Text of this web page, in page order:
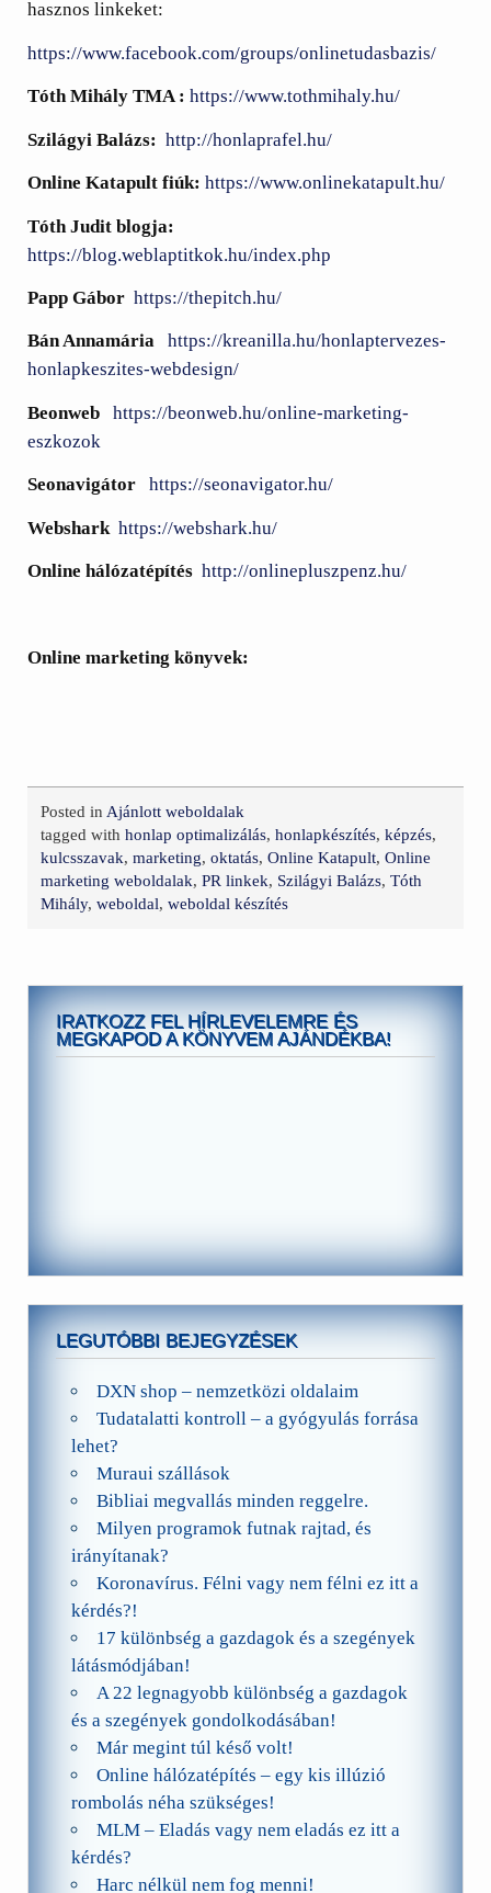
hasznos linkeket:
https://www.facebook.com/groups/onlinetudasbazis/
Tóth Mihály TMA : https://www.tothmihaly.hu/
Szilágyi Balázs: http://honlaprafel.hu/
Online Katapult fiúk: https://www.onlinekatapult.hu/
Tóth Judit blogja:
https://blog.weblaptitkok.hu/index.php
Papp Gábor https://thepitch.hu/
Bán Annamária
https://kreanilla.hu/honlaptervezes-
honlapkeszites-webdesign/
Beonweb
https://beonweb.hu/online-marketing-
eszkozok
Seonavigátor https://seonavigator.hu/
Webshark https://webshark.hu/
Online hálózatépítés http://onlinepluszpenz.hu/
Online marketing könyvek:
Posted inAjánlott weboldalak
tagged withhonlap optimalizálás,honlapkészítés,képzés,
kulcsszavak,marketing,oktatás,Online Katapult,Online
marketing weboldalak,PR linkek, Szilágyi Balázs,Tóth
Mihály,weboldal,weboldal készítés
IRATKOZZ FEL HÍRLEVELEMRE ÉS
MEGKAPOD A KÖNYVEM AJÁNDÉKBA!
LEGUTÓBBI BEJEGYZÉSEK
DXN shop – nemzetközi oldalaim
Tudatalatti kontroll – a gyógyulás forrása
lehet?
Muraui szállások
Bibliai megvallás minden reggelre.
Milyen programok futnak rajtad, és
irányítanak?
Koronavírus. Félni vagy nem félni ez itt a
kérdés?!
17 különbség a gazdagok és a szegények
látásmódjában!
A 22 legnagyobb különbség a gazdagok
és a szegények gondolkodásában!
Már megint túl késő volt!
Online hálózatépítés – egy kis illúzió
rombolás néha szükséges!
MLM – Eladás vagy nem eladás ez itt a
kérdés?
Harc nélkül nem fog menni!